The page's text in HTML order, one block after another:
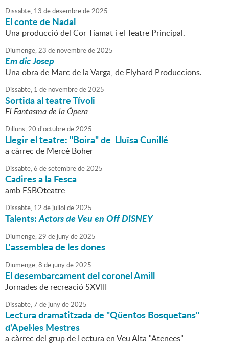
Dissabte, 13 dedesembrede2025
El conte de Nadal
Una producció del Cor Tiamat i el Teatre Principal.
Diumenge,23 de novembrede2025
Em dic Josep
Una obra de Marc de la Varga, de Flyhard Produccions.
Dissabte, 1 de novembrede2025
Sortida al teatre Tívoli
El Fantasma de la Ópera
Dilluns,20 d'octubrede2025
Llegir el teatre: "Boira" de Lluïsa Cunillé
a càrrec de Mercè Boher
Dissabte,6 desetembrede2025
Cadires a la Fesca
amb ESBOteatre
Dissabte, 12 de juliol de2025
Talents:Actors de Veu en Off DISNEY
Diumenge,29 de junyde2025
L'assemblea de les dones
Diumenge,8 de junyde2025
El desembarcament del coronel Amill
Jornades de recreació SXVIII
Dissabte,7 de junyde2025
Lectura dramatitzada de "Qüentos Bosquetans"
d'Apel·les Mestres
a càrrec del grup de Lectura en Veu Alta "Atenees"